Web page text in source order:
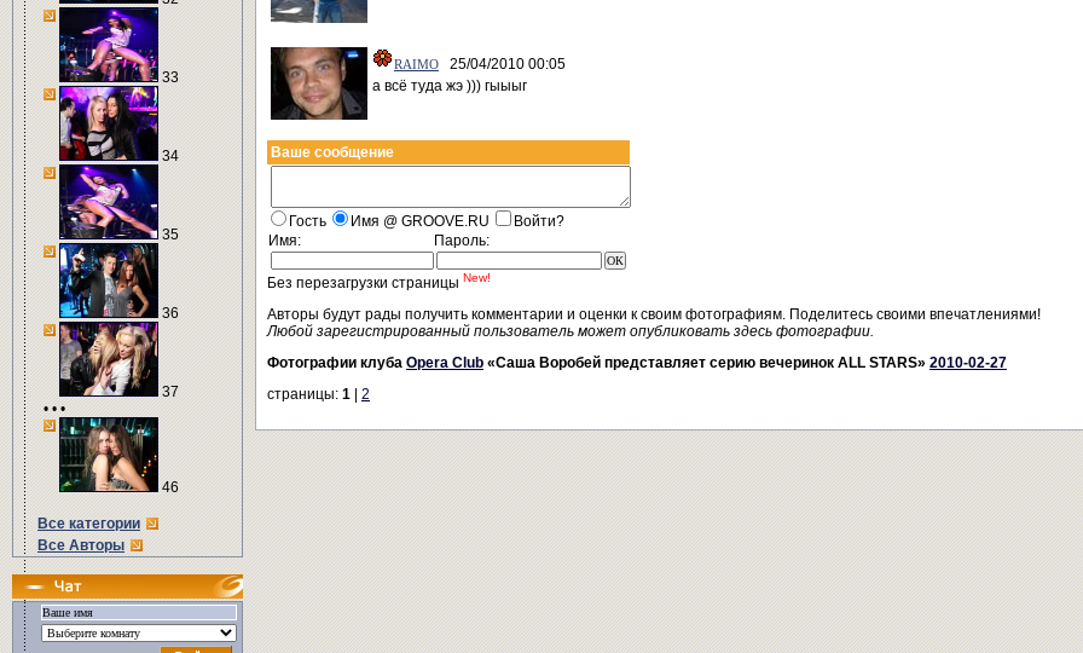
33
34
35
36
37
• • •
46
Все категории
Все Авторы
RAIMO 25/04/2010 00:05
а всё туда жэ ))) гыыыг
Ваше сообщение
Гость Имя @ GROOVE.RU
Войти?
Имя:
Пароль:
Без перезагрузки страницы New!
Авторы будут рады получить комментарии и оценки к своим фотографиям. Поделитесь своими впечатлениями!
Любой зарегистрированный пользователь может опубликовать здесь фотографии.
Фотографии клуба Opera Club «Саша Воробей представляет серию вечеринок ALL STARS» 2010-02-27
страницы: 1 2